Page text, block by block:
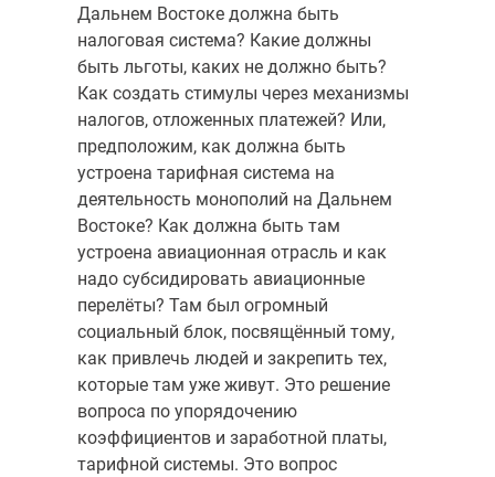
Дальнем Востоке должна быть
налоговая система? Какие должны
быть льготы, каких не должно быть?
Как создать стимулы через механизмы
налогов, отложенных платежей? Или,
предположим, как должна быть
устроена тарифная система на
деятельность монополий на Дальнем
Востоке? Как должна быть там
устроена авиационная отрасль и как
надо субсидировать авиационные
перелёты? Там был огромный
социальный блок, посвящённый тому,
как привлечь людей и закрепить тех,
которые там уже живут. Это решение
вопроса по упорядочению
коэффициентов и заработной платы,
тарифной системы. Это вопрос